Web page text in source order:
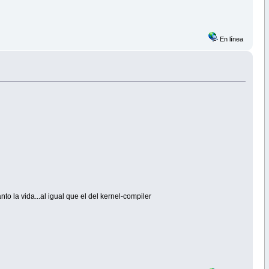
En línea
la vida...al igual que el del kernel-compiler